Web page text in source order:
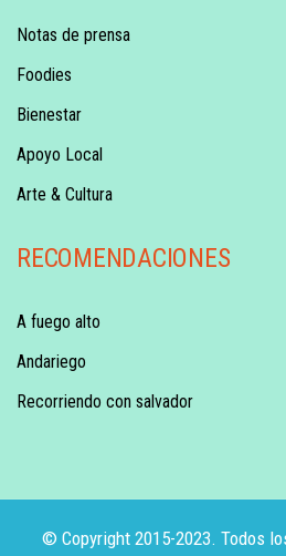
Notas de prensa
Foodies
Bienestar
Apoyo Local
Arte & Cultura
RECOMENDACIONES
A fuego alto
Andariego
Recorriendo con salvador
© Copyright 2015-2023. Todos